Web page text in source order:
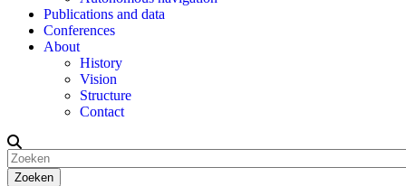
Publications and data
Conferences
About
History
Vision
Structure
Contact
Zoeken